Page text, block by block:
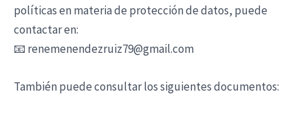
políticas en materia de protección de datos, puede
contactar en:
📧 renemenendezruiz79@gmail.com
También puede consultar los siguientes documentos: